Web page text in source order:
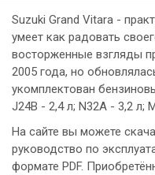
Suzuki Grand Vitara -
умеет как радовать
восторженные взгляды
2005 года, но
укомплектован
J24B - 2,4 л; N32A - 3,2 л;
На сайте вы можете
руководство по
формате PDF.